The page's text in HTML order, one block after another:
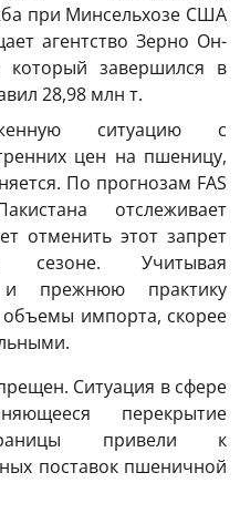
при Минсельхозе США
агентство Зерно Он-
завершился в
28,98 млн т.
ситуацию с
цен на пшеницу,
По прогнозам FAS
отслеживает
отменить этот запрет
Учитывая
и прежнюю практику
импорта, скорее
Ситуация в сфере
перекрытие
границы привели к
поставок пшеничной